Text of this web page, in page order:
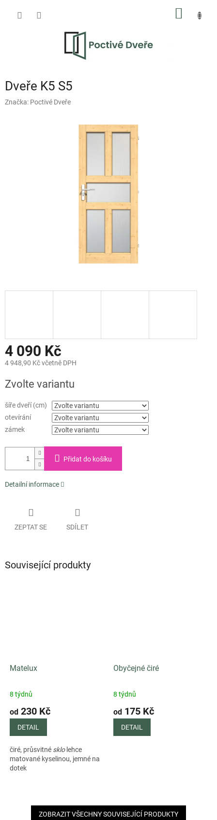
Dveře K5 S5
Značka: Poctivé Dveře
4 090 Kč
4 948,90 Kč včetně DPH
cena:
Zvolte variantu
šíře dveří (cm)
otevírání
zámek
Přidat do košíku
Detailní informace
ZEPTAT SE SDÍLET
Související produkty
Matelux
8 týdnů
od 230 Kč
DETAIL
čiré, průsvitné sklolehce
matované kyselinou, jemné na
dotek
Obyčejné čiré
8 týdnů
od 175 Kč
DETAIL
ZOBRAZIT VŠECHNY SOUVISEJÍCÍ PRODUKTY